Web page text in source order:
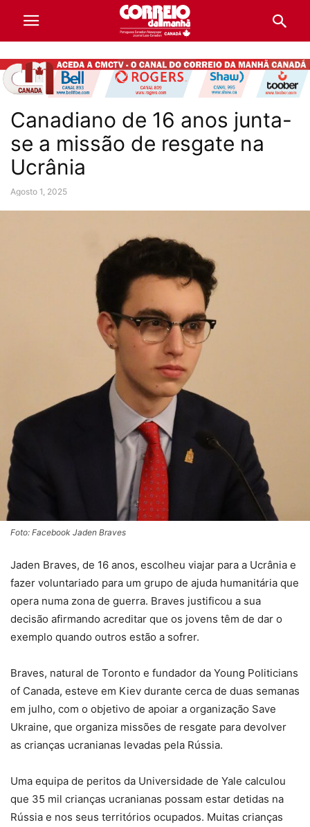
Canadiano de 16 anos junta-
se a missão de resgate na
Ucrânia
Agosto 1, 2025
Foto: Facebook Jaden Braves
Jaden Braves, de 16 anos, escolheu viajar para a Ucrânia e
fazer voluntariado para um grupo de ajuda humanitária que
opera numa zona de guerra. Braves justificou a sua
decisão afirmando acreditar que os jovens têm de dar o
exemplo quando outros estão a sofrer.
Braves, natural de Toronto e fundador da Young Politicians
of Canada, esteve em Kiev durante cerca de duas semanas
em julho, com o objetivo de apoiar a organização Save
Ukraine, que organiza missões de resgate para devolver
as crianças ucranianas levadas pela Rússia.
Uma equipa de peritos da Universidade de Yale calculou
que 35 mil crianças ucranianas possam estar detidas na
Rússia e nos seus territórios ocupados. Muitas crianças